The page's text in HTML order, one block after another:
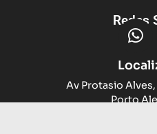
Redes
Av Protasio
Porto